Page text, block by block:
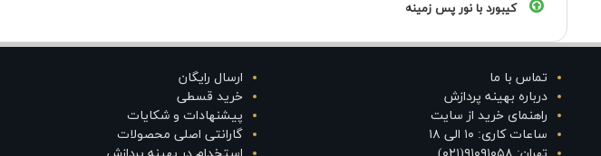
کیبورد با نور پس زمینه
تماس با ما
درباره بهینه پردازش
راهنمای خرید از سایت
ساعات کاری: ۱۰ الی ۱۸
ارسال رایگان
خرید قسطی
پیشنهادات و شکایات
گارانتی اصلی محصولات